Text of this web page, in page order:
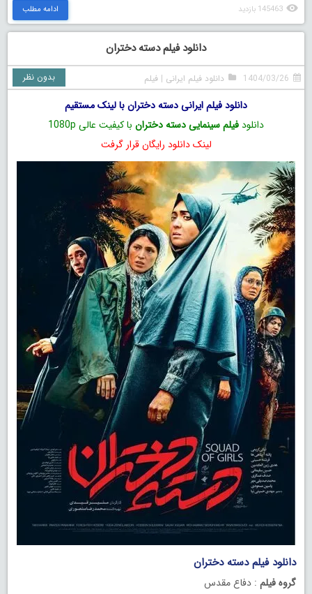
145463 بازدید ادامه مطلب
دانلود فیلم دسته دختران
1404/03/26 دانلود فیلم ایرانی |فیلم بدون نظر
دانلود فیلم ایرانی دسته دختران با لینک مستقیم
دانلودفیلم سینمایی دسته دختران با کیفیت عالی 1080p
لینک دانلود رایگان قرار گرفت
دانلود فیلم دسته دختران
گروه فیلم : دفاع مقدس